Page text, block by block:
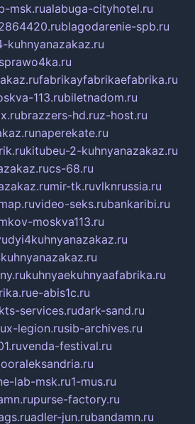
msk.rualabuga-cityhotel.ru
blagodarenie-spb.ru
kuhnyanazakaz.ru
fabrikayfabrikaefabrika.ru
113.rubiletnadom.ru
brazzers-hd.ruz-host.ru
naperekate.ru
kitubeu-2-kuhnyanazakaz.ru
cs-68.ru
mir-tk.ruvlknrussia.ru
video-seks.rubankaribi.ru
moskva113.ru
kuhnyaekuhnyaafabrika.ru
e-abis1c.ru
kts-services.rudark-sand.ru
x-legion.rusib-archives.ru
venda-festival.ru
lab-msk.ru1-mus.ru
purse-factory.ru
adler-jun.rubandamn.ru